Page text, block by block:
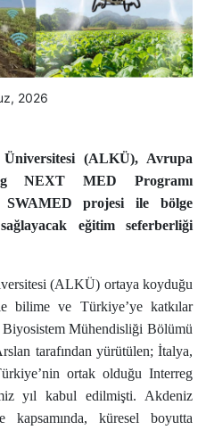
2026
(ALKÜ), Avrupa
NEXT MED Programı
SWAMED projesi ile bölge
eğitim seferberliği
(ALKÜ) ortaya koyduğu
bilime ve Türkiye’ye katkılar
Mühendisliği Bölümü
tarafından yürütülen; İtalya,
ortak olduğu Interreg
yıl kabul edilmişti. Akdeniz
kapsamında, küresel boyutta